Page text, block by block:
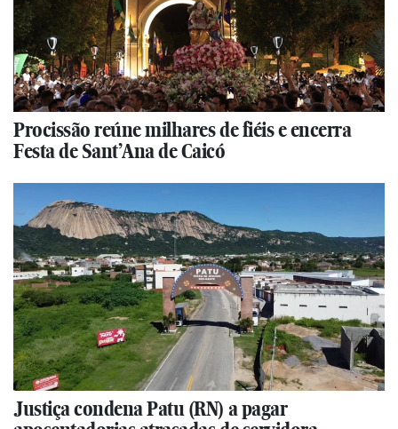
Procissão reúne milhares de fiéis e encerra
Festa de Sant’Ana de Caicó
Justiça condena Patu (RN) a pagar